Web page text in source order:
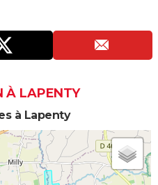
À LAPENTY
à Lapenty